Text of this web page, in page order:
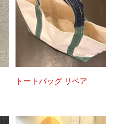
トートバッグ リペア